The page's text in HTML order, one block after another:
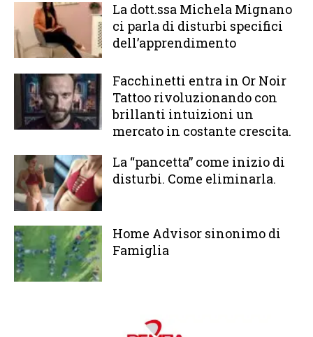
La dott.ssa Michela Mignano
ci parla di disturbi specifici
dell’apprendimento
Facchinetti entra in Or Noir
Tattoo rivoluzionando con
brillanti intuizioni un
mercato in costante crescita.
La “pancetta” come inizio di
disturbi. Come eliminarla.
Home Advisor sinonimo di
Famiglia